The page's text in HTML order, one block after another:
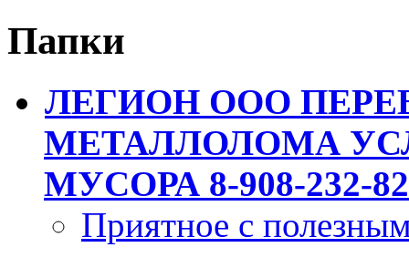
Папки
ЛЕГИОН ООО
МЕТАЛЛОЛОМА
МУСОРА 8-908-232-
Приятное с